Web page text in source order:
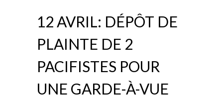
12 AVRIL: DÉPÔT DE
PLAINTE DE 2
PACIFISTES POUR
UNE GARDE-À-VUE